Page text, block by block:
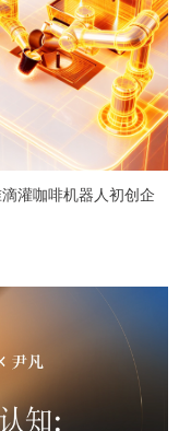
灌咖啡机器人初创企